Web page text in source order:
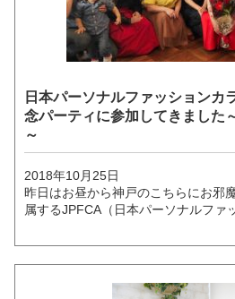
日本パーソナルファッションカ
念パーティに参加してきました
～
2018年10月25日
昨日はお昼から神戸のこちらにお邪
属するJPFCA（日本パーソナルフ